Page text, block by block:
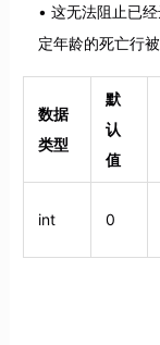
这无法阻止已
定年龄的死亡行被
数据
类型
默
认
值
int 0